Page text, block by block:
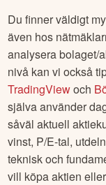
Du finner väldigt
även hos
analysera bolaget/
nivå kan vi också
TradingViewoch
själva använder
såväl aktuell
vinst, P/E-tal,
teknisk och
vill köpa aktien